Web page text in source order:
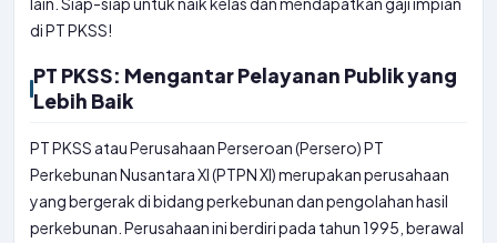
di PT PKSS!
PT PKSS: Mengantar Pelayanan Publik yang
Lebih Baik
PT PKSS atau Perusahaan Perseroan (Persero) PT
Perkebunan Nusantara XI (PTPN XI) merupakan perusahaan
yang bergerak di bidang perkebunan dan pengolahan hasil
perkebunan. Perusahaan ini berdiri pada tahun 1995, berawal